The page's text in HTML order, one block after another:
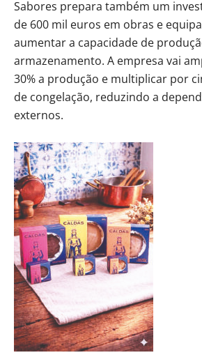
Sabores prepara também um
de 600 mil euros em obras e
aumentar a capacidade de
armazenamento. A empresa vai
30% a produção e multiplicar por
de congelação, reduzindo a
externos.